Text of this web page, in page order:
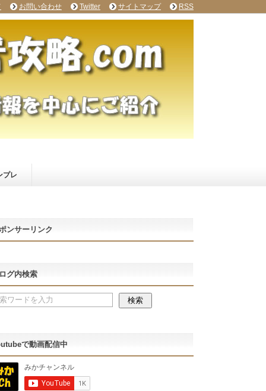
プレ
ンサーリンク
グ内検索
で動画配信中
お問い合わせ Twitter サイトマップ RSS